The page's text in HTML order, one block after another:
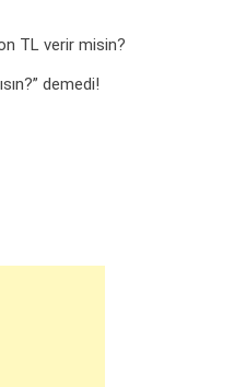
TL verir misin?
demedi!